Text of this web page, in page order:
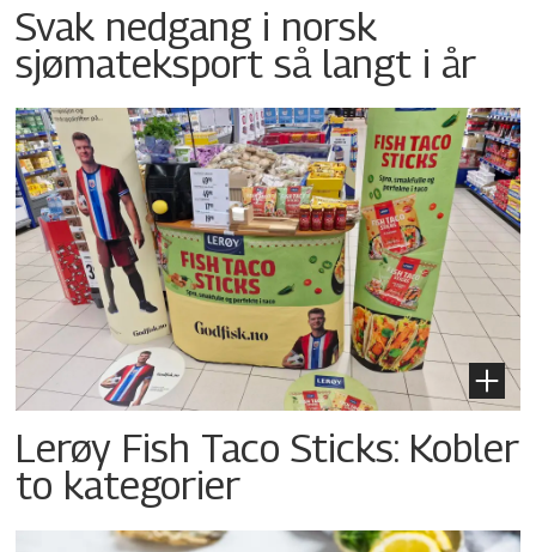
Svak nedgang i norsk
sjømateksport så langt i år
Lerøy Fish Taco Sticks: Kobler
to kategorier